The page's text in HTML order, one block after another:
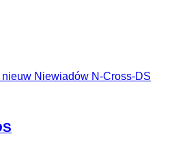
nieuw Niewiadów N-Cross-DS